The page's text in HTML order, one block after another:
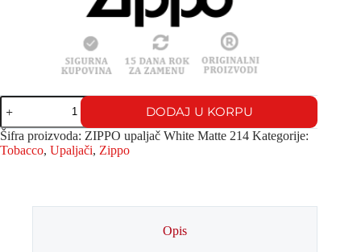
DODAJ U KORPU
Šifra proizvoda: ZIPPO upaljač White Matte 214 Kategorije:
Tobacco, Upaljači, Zippo
Opis